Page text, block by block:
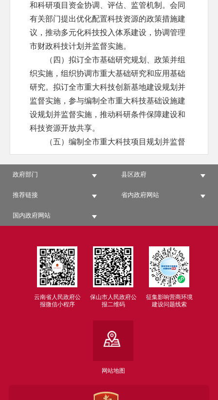
和科研项目资金协调、评估、监管机制。会同
有关部门提出优化配置科技资源的政策措施建
议，推动多元化科技投入体系建设，协调管理
市财政科技计划并监督实施。
（四）拟订全市基础研究规划、政策并组
织实施，组织协调市重大基础研究和应用基础
研究。拟订全市重大科技创新基地建设规划并
监督实施，参与编制全市重大科技基础设施建
设规划并监督实施，推动科研条件保障建设和
科技资源开放共享。
（五）编制全市重大科技项目规划并监督
实施，统筹关键共性技术、前沿引领技术、现
科学计划和大科学工程。
析，提出重大任务并监督实施。
（七）牵头全市技术转移体系建设，拟订
科技成果转移转化和促进产学研结合的有关政
场和科技中介组织发展。
区域创新发展、科技资源合理布局和协同创新
能力建设，推动科技园区建设。
科技评估管理，指导科技评价机制改革，统筹
政府部门 县区政府
推荐链接 省内政府网站
国内政府网站
云南省人民政府公
报微信小程序
保山市人民政府公
报二维码
征集影响营商环境
建设问题线索
网站地图